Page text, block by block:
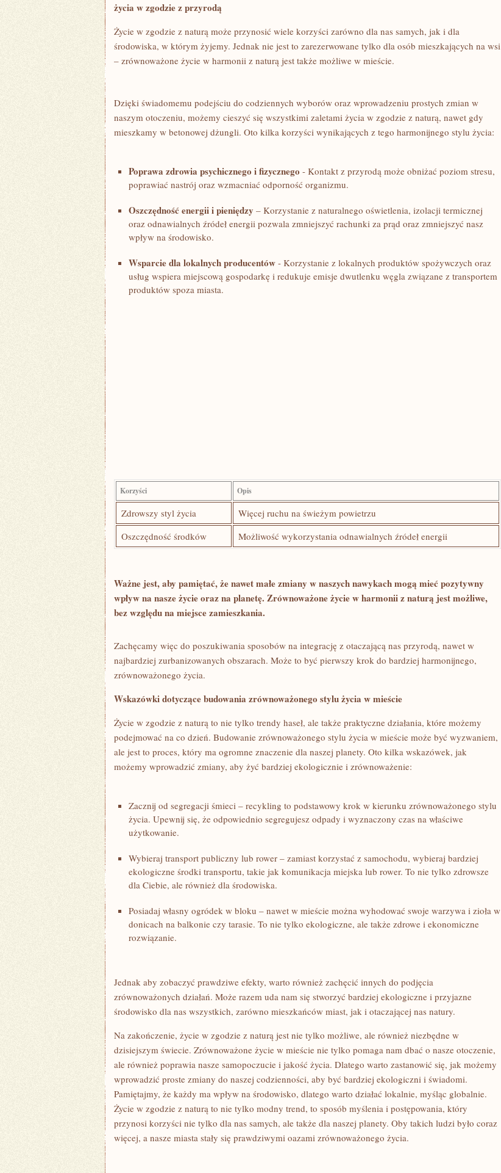
życia w zgodzie z przyrodą
Życie⁤ w zgodzie z naturą ​może przynosić wiele korzyści zarówno dla nas ⁢samych,‌ jak i‌ dla
środowiska, w którym żyjemy. Jednak nie jest⁢ to zarezerwowane tylko dla osób⁤ mieszkających na wsi
– ‍zrównoważone ⁣życie w harmonii z naturą jest także możliwe w mieście.
Dzięki świadomemu podejściu do codziennych ​wyborów oraz ‌wprowadzeniu prostych zmian w
naszym ​otoczeniu, możemy ⁢cieszyć się wszystkimi zaletami ​życia w zgodzie z naturą, ​nawet gdy⁣
mieszkamy w betonowej dżungli. Oto kilka korzyści wynikających z tego harmonijnego stylu życia:
Poprawa zdrowia psychicznego⁤ i ‍fizycznego -‍ Kontakt⁣ z przyrodą może obniżać poziom stresu,
poprawiać nastrój oraz wzmacniać odporność​ organizmu.
Oszczędność energii i pieniędzy – Korzystanie z ⁣naturalnego ‌oświetlenia, izolacji termicznej
oraz odnawialnych źródeł energii pozwala⁤ zmniejszyć rachunki za prąd oraz zmniejszyć nasz‌
wpływ​ na środowisko.
Wsparcie dla lokalnych producentów -‍ Korzystanie z‌ lokalnych produktów spożywczych oraz
usług ⁣wspiera miejscową gospodarkę i‌ redukuje emisje ⁣dwutlenku węgla związane z transportem
produktów ‌spoza miasta.
Korzyści Opis
Zdrowszy styl życia
Więcej ruchu‌ na świeżym powietrzu
Oszczędność środków
Możliwość wykorzystania odnawialnych źródeł energii
Ważne jest, ​aby pamiętać, że nawet małe zmiany w naszych ⁤nawykach mogą mieć pozytywny
wpływ na nasze życie‍ oraz na planetę. Zrównoważone życie w harmonii z naturą jest możliwe,
bez względu na miejsce zamieszkania.
Zachęcamy więc do poszukiwania ⁣sposobów na⁢ integrację z otaczającą nas przyrodą, nawet w
najbardziej zurbanizowanych obszarach. Może to być pierwszy krok do bardziej harmonijnego,
zrównoważonego życia.
Wskazówki dotyczące budowania⁤ zrównoważonego stylu życia ​w mieście
Życie w zgodzie⁢ z naturą to nie tylko trendy haseł, ale także praktyczne ⁤działania, które możemy
podejmować na co dzień. Budowanie zrównoważonego stylu życia w ⁣mieście może być wyzwaniem,
ale jest to proces,⁤ który ma‌ ogromne znaczenie dla naszej planety. Oto kilka wskazówek, jak
możemy wprowadzić ⁣zmiany, aby żyć‌ bardziej​ ekologicznie i zrównoważenie:
Zacznij od segregacji śmieci – recykling to⁤ podstawowy krok w kierunku zrównoważonego stylu⁢
życia. Upewnij się, że odpowiednio segregujesz odpady i wyznaczony czas na właściwe
użytkowanie.
Wybieraj transport publiczny lub⁢ rower – zamiast korzystać‍ z samochodu, wybieraj bardziej
ekologiczne środki transportu, takie jak komunikacja miejska lub rower. To nie tylko zdrowsze
dla Ciebie, ale również dla środowiska.
Posiadaj własny ogródek ⁤w bloku – nawet w mieście ⁤można wyhodować swoje warzywa i zioła w‌
donicach na balkonie czy tarasie. To nie tylko ekologiczne, ale także zdrowe i ekonomiczne
rozwiązanie.
Jednak ‍aby zobaczyć‍ prawdziwe efekty, warto również zachęcić innych do podjęcia
zrównoważonych działań.‍ Może razem uda nam‍ się stworzyć bardziej ekologiczne i przyjazne
środowisko dla nas wszystkich, zarówno mieszkańców miast, jak i otaczającej nas natury.
Na zakończenie, życie w zgodzie⁤ z​ naturą jest nie ⁢tylko możliwe, ale również niezbędne w
dzisiejszym świecie. Zrównoważone życie w mieście nie tylko pomaga nam dbać o nasze otoczenie,‌
ale ⁢również poprawia nasze​ samopoczucie i jakość⁢ życia. Dlatego warto zastanowić się, jak możemy
wprowadzić proste ​zmiany do naszej codzienności, aby być bardziej ‍ekologiczni i świadomi.
Pamiętajmy, ⁣że każdy ma wpływ na środowisko, dlatego warto działać lokalnie, myśląc globalnie.
Życie w zgodzie z naturą to nie tylko modny trend, to sposób myślenia i postępowania, który‌
przynosi korzyści nie tylko dla nas samych,‍ ale także dla naszej planety. Oby takich ludzi było⁣ coraz
więcej, a nasze miasta stały się prawdziwymi oazami zrównoważonego życia.